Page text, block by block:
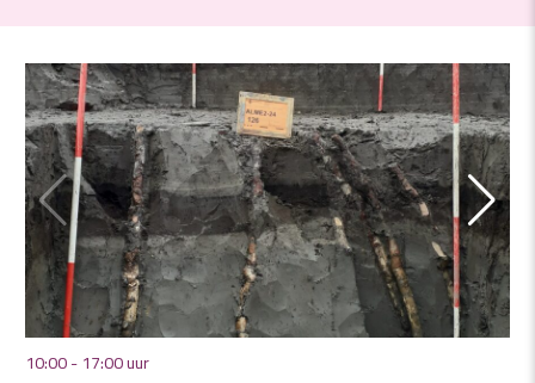
10:00 - 17:00 uur